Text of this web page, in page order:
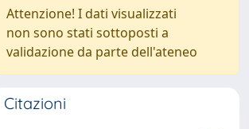
Attenzione! I dati visualizzati
non sono stati sottoposti a
validazione da parte dell'ateneo
Citazioni